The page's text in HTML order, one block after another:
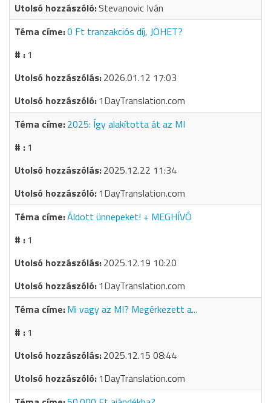
Stevanovic Iván
0 Ft tranzakciós díj, JÖHET?
1
2026.01.12 17:03
1DayTranslation.com
2025: Így alakította át az MI
1
2025.12.22 11:34
1DayTranslation.com
Áldott ünnepeket! + MEGHÍVÓ
1
2025.12.19 10:20
1DayTranslation.com
Mi vagy az MI? Megérkezett a...
1
2025.12.15 08:44
1DayTranslation.com